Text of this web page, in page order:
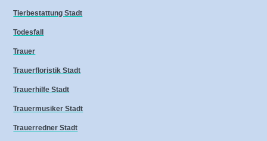
Tierbestattung Stadt
Todesfall
Trauer
Trauerfloristik Stadt
Trauerhilfe Stadt
Trauermusiker Stadt
Trauerredner Stadt